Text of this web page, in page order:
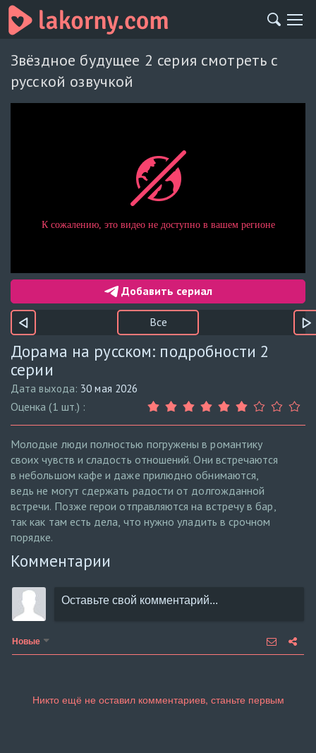
Звёздное будущее 2 серия смотреть с
русской озвучкой
Добавить сериал
Все
Дорама на русском: подробности 2
серии
Дата выхода: 30 мая 2026
Оценка (1 шт.) :
Молодые люди полностью погружены в романтику
своих чувств и сладость отношений. Они встречаются
в небольшом кафе и даже прилюдно обнимаются,
ведь не могут сдержать радости от долгожданной
встречи. Позже герои отправляются на встречу в бар,
так как там есть дела, что нужно уладить в срочном
порядке.
Комментарии
Новые